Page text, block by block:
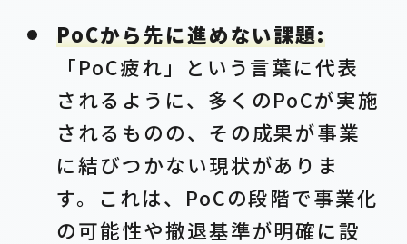
PoCから先に進めない課題:
「PoC疲れ」という言葉に代表
されるように、多くのPoCが実施
されるものの、その成果が事業
に結びつかない現状がありま
す。これは、PoCの段階で事業化
の可能性や撤退基準が明確に設